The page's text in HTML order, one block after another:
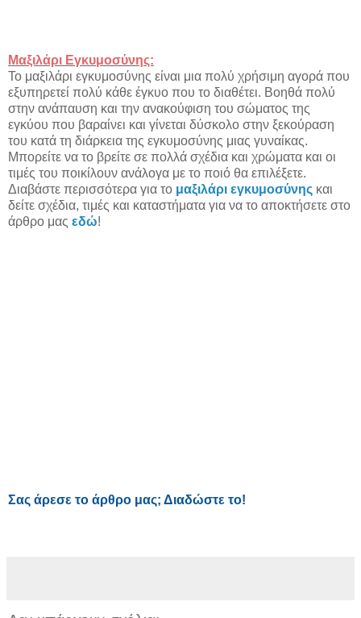
Μαξιλάρι Εγκυμοσύνης:
Το μαξιλάρι εγκυμοσύνης είναι μια πολύ χρήσιμη αγορά που
εξυπηρετεί πολύ κάθε έγκυο που το διαθέτει. Βοηθά πολύ
στην ανάπαυση και την ανακούφιση του σώματος της
εγκύου που βαραίνει και γίνεται δύσκολο στην ξεκούραση
του κατά τη διάρκεια της εγκυμοσύνης μιας γυναίκας.
Μπορείτε να το βρείτε σε πολλά σχέδια και χρώματα και οι
τιμές του ποικίλουν ανάλογα με το ποιό θα επιλέξετε.
Διαβάστε περισσότερα για το μαξιλάρι εγκυμοσύνης και
δείτε σχέδια, τιμές και καταστήματα για να το αποκτήσετε στο
άρθρο μας εδώ!
Σας άρεσε το άρθρο μας; Διαδώστε το!